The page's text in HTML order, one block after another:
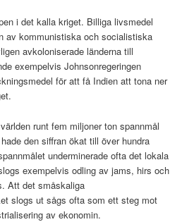
i det kalla kriget. Billiga livsmedel
av kommunistiska och socialistiska
avkoloniserade länderna till
exempelvis Johnsonregeringen
för att få Indien att tona ner
runt fem miljoner ton spannmål
den siffran ökat till över hundra
underminerade ofta det lokala
exempelvis odling av jams, hirs och
Att det småskaliga
slogs ut sågs ofta som ett steg mot
av ekonomin.